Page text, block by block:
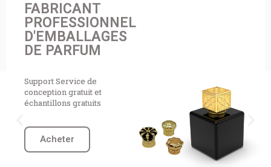
Chat Now
FABRICANT
PROFESSIONNEL
D'EMBALLAGES
DE PARFUM
Support Service de
conception gratuit et
échantillons gratuits
Acheter